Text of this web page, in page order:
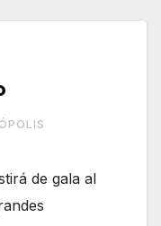
de gala al